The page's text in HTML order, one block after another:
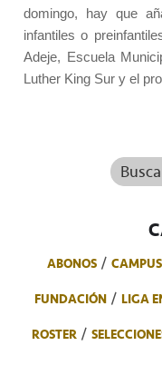
domingo, hay que
infantiles o
Adeje, Escuela
Luther King Sur y el
ABONOS CAMPUS
FUNDACIÓN
LIGA
ROSTER